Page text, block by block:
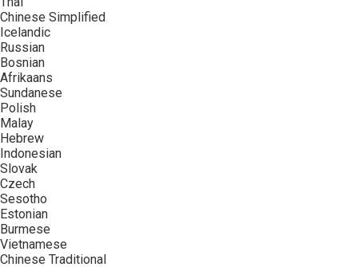
Chinese Simplified
Icelandic
Russian
Bosnian
Afrikaans
Sundanese
Polish
Malay
Hebrew
Indonesian
Slovak
Czech
Sesotho
Estonian
Burmese
Vietnamese
Chinese Traditional